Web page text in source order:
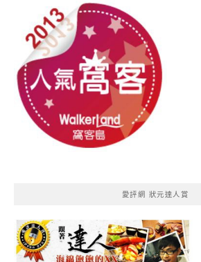
愛評網 狀元達人賞